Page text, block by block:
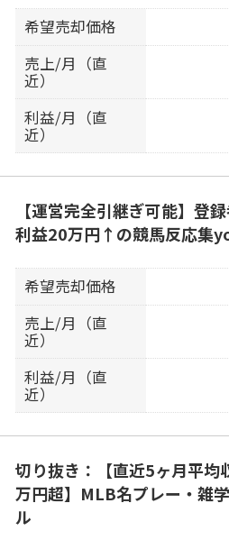
希望売却価格
売上/月（直
近）
利益/月（直
近）
【運営完全引継ぎ可能】登
利益20万円↑の競馬反応集
希望売却価格
売上/月（直
近）
利益/月（直
近）
切り抜き：【直近5ヶ月平均
万円超】MLB名プレー・雑
ル